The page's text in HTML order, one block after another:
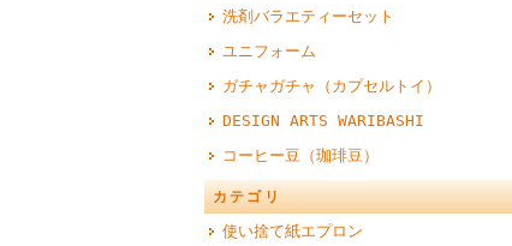
洗剤バラエティーセット
ユニフォーム
ガチャガチャ（カプセルトイ）
DESIGN ARTS WARIBASHI
コーヒー豆（珈琲豆）
カテゴリ
使い捨て紙エプロン